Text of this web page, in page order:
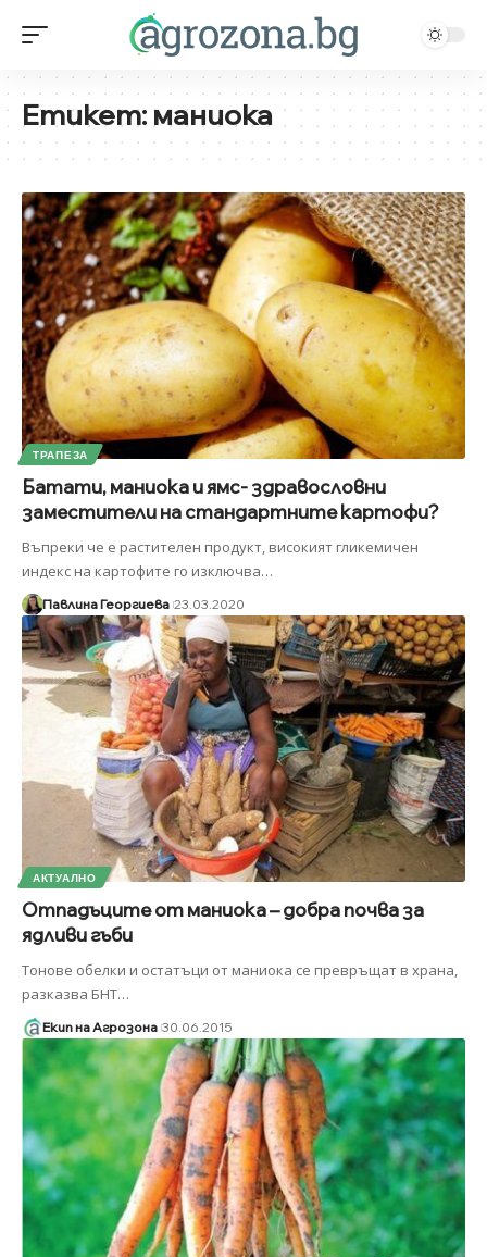
Етикет:маниока
ТРАПЕЗА
Батати, маниока и ямс- здравословни
заместители на стандартните картофи?
Въпреки че е растителен продукт, високият гликемичен
индекс на картофите го изключва…
Павлина Георгиева 23.03.2020
АКТУАЛНО
Отпадъците от маниока – добра почва за
ядливи гъби
Тонове обелки и остатъци от маниока се превръщат в храна,
разказва БНТ…
Екип на Агрозона 30.06.2015